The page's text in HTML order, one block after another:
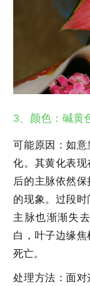
3、颜色：碱黄
可能原因：如
化。其黄化表
后的主脉依然
的现象。过段
主脉也渐渐失
白，叶子边缘
死亡。
处理方法：面